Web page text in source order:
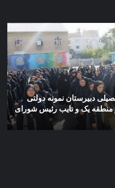
دبیرستان نمونه دولتی
منطقه یک و نایب رئیس شورای